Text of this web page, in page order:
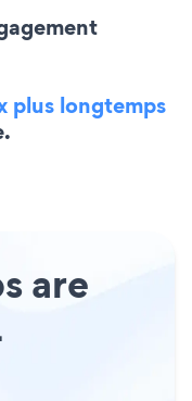
plus longtemps
are